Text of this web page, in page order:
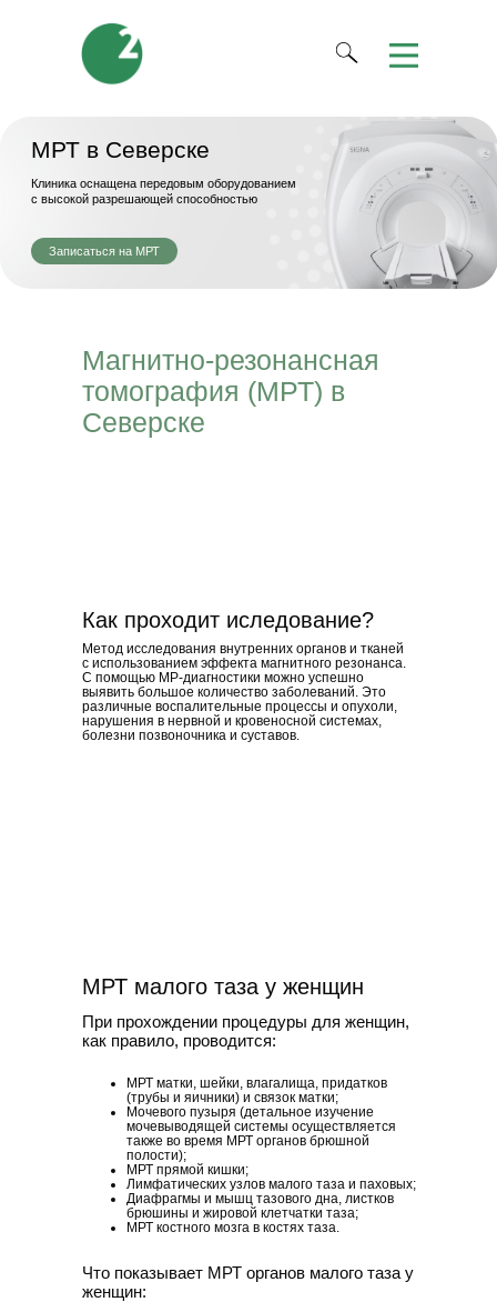
Записаться на МРТ
с высокой разрешающей способностью
Магнитно-резонансная
томография (МРТ) в
Северске
Как проходит иследование?
МРТ малого таза у женщин
Метод исследования внутренних органов и тканей
с использованием эффекта магнитного резонанса.
С помощью МР-диагностики можно успешно
выявить большое количество заболеваний. Это
различные воспалительные процессы и опухоли,
нарушения в нервной и кровеносной системах,
болезни позвоночника и суставов.
МРТ матки, шейки, влагалища, придатков
(трубы и яичники) и связок матки;
Мочевого пузыря (детальное изучение
мочевыводящей системы осуществляется
также во время МРТ органов брюшной
полости);
МРТ прямой кишки;
Лимфатических узлов малого таза и паховых;
Диафрагмы и мышц тазового дна, листков
брюшины и жировой клетчатки таза;
МРТ костного мозга в костях таза.
При прохождении процедуры для женщин,
как правило, проводится:
Что показывает МРТ органов малого таза у
женщин: